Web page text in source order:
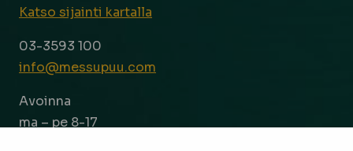
Katso sijainti kartalla
03-3593 100
info@messupuu.com
Avoinna
ma – pe 8-17